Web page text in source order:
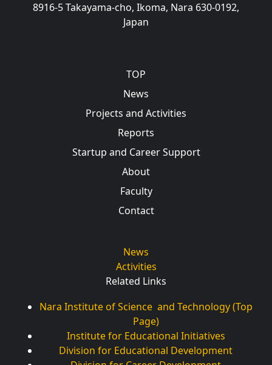
8916-5 Takayama-cho, Ikoma, Nara 630-0192,
Japan
TOP
News
Projects and Activities
Reports
Startup and Career Support
About
Faculty
Contact
News
Activities
Related Links
Nara Institute of Science and Technology (Top
Page)
Institute for Educational Initiatives
Division for Educational Development